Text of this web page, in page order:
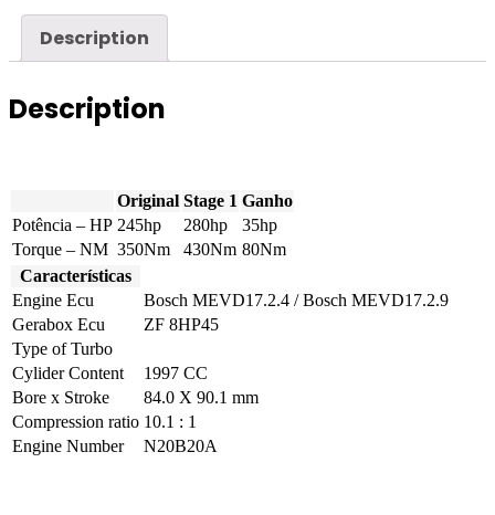
245hp
quantity
Description
Description
Original Stage 1 Ganho
Potência – HP 245hp 280hp
35hp
Torque – NM 350Nm 430Nm 80Nm
Características
Engine Ecu
Bosch MEVD17.2.4 / Bosch MEVD17.2.9
Gerabox Ecu
ZF 8HP45
Type of Turbo
Cylider Content
1997 CC
Bore x Stroke
84.0 X 90.1 mm
Compression ratio 10.1 : 1
Engine Number
N20B20A